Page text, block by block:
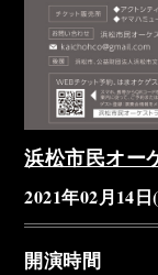
浜松市民オー
2021年02月14
開演時間